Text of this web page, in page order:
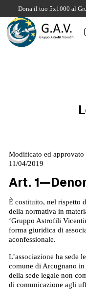
content
Dona il tuo 5x1000 al
Modificato ed approvato
11/04/2019
Art.
È costituito, nel rispetto
della normativa in
‘Gruppo Astrofili
forma giuridica di
aconfessionale.
L’associazione ha sede
comune di Arcugnano
della sede legale non
di comunicazione agli